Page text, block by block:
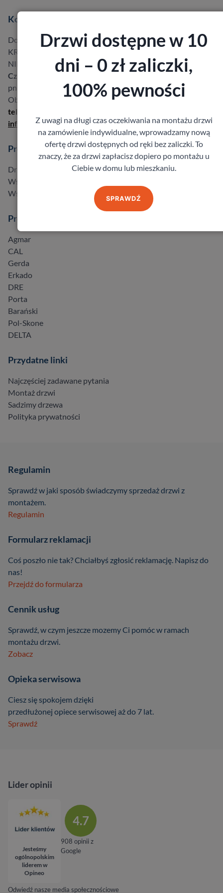
Kontakt
Dobre Drzwi Bukowski Sp.k.
KRS 0000612853,
NIP 8961550119
Czynne:
pn – pt: 08:00-18:00 so: 8:00-14:00
Obsługujemy na terenie całej Polski
tel.: 530 992 000
info@dobredrzwi.pl
Produkty
Drzwi w promocji do -40%
Wszystkie produkty
Wszyscy producenci
Producenci
Agmar
CAL
Gerda
Erkado
DRE
Porta
Barański
Pol-Skone
DELTA
Przydatne linki
Najczęściej zadawane pytania
Montaż drzwi
Sadzimy drzewa
Polityka prywatności
Regulamin
Sprawdź w jaki sposób świadczymy sprzedaż drzwi z
montażem.
Regulamin
Formularz reklamacji
Coś poszło nie tak? Chciałbyś zgłosić reklamację. Napisz do
nas!
Przejdź do formularza
Cennik usług
Sprawdź, w czym jeszcze mozemy Ci pomóc w ramach
montażu drzwi.
Zobacz
Opieka serwisowa
Ciesz się spokojem dzięki
przedłużonej opiece serwisowej aż do 7 lat.
Sprawdź
Odwiedź nasze media społecznościowe
Lider opinii
Jesteśmy
ogólnopolskim
liderem w
Opineo
4.7
908 opinii z
Google
Drzwi dostępne w 10
dni – 0 zł zaliczki,
100% pewności
Z uwagi na długi czas oczekiwania na montażu drzwi
na zamówienie indywidualne, wprowadzamy nową
ofertę drzwi dostępnych od ręki bez zaliczki. To
znaczy, że za drzwi zapłacisz dopiero po montażu u
Ciebie w domu lub mieszkaniu.
SPRAWDŹ